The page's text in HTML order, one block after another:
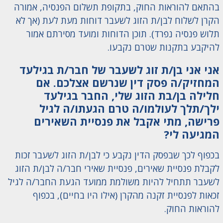
בהתאם להוראות החוק, בתקופת תשלום הפנסיה, אמורה
הקרן לשלוח לבן/ת הזוג לשעבר דוחות מעת לעת (אך לא
תלוש פנסיה נפרד). תוכן הדוחות ומועד מסירתם אמור
להיקבע בתקנות שטרם נקבעו.
אני אני בן/ת זוג לשעבר של חבר/ת בגילעד
המחזיק/ה פסק דין שנרשם אצלכם. אם
חלילה בן/בת הזוג שלי, החבר בגילעד
ילך/תלך לעולמו/ה טרם הגעתו/ה לגיל
פרישה, מתי אקבל את פנסיית השאירים
המגיעה לי?
בכפוף לכך שבפסק הדין נקבע כי לבן/ת הזוג לשעבר זכות
לקבלת פנסיית שאירים, פנסיית שאירי חבר/ה לבן/ת הזוג
לשעבר תתחיל להיות משולמת ממועד הגעת החבר/ה לגיל
זכאות לפנסיית זקנה מהקרן (אילו היו בחיים), בכפוף
להוראות החוק.